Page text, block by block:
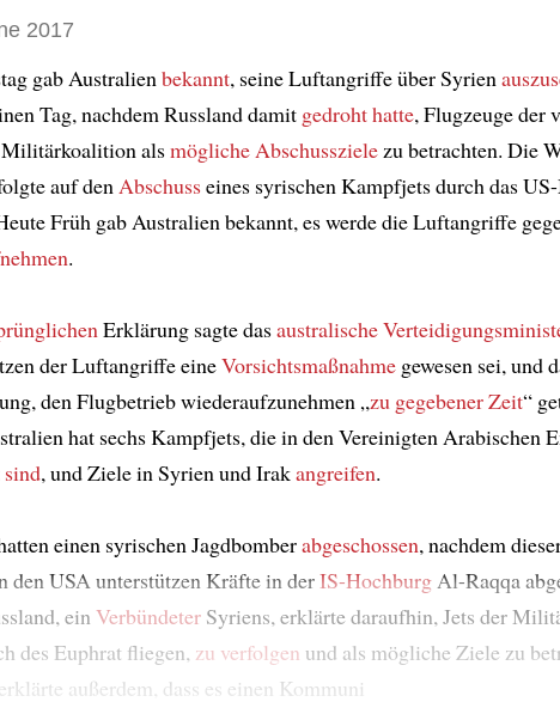
2017
gab Australienbekannt, seine Luftangriffe über Syrien
Tag, nachdem Russland damit gedroht hatte, Flugzeuge der
alsmögliche Abschusszielezu betrachten. Die
auf denAbschusseines syrischen Kampfjets durch das
Früh gab Australien bekannt, es werde die Luftangriffe
.
Erklärung sagte dasaustralische
der Luftangriffe eineVorsichtsmaßnahme gewesen sei, und
den Flugbetrieb wiederaufzunehmen „zu gegebener Zeit“
hat sechs Kampfjets, die in den Vereinigten Arabischen
, und Ziele in Syrien und Irakangreifen.
einen syrischen Jagdbomberabgeschossen, nachdem
den USA unterstützen Kräfte in derIS-HochburgAl-Raqqa
ein Verbündeter Syriens, erklärte daraufhin, Jets der
des Euphrat fliegen, zu verfolgen und als mögliche Ziele zu
außerdem, dass es einen Kommuni